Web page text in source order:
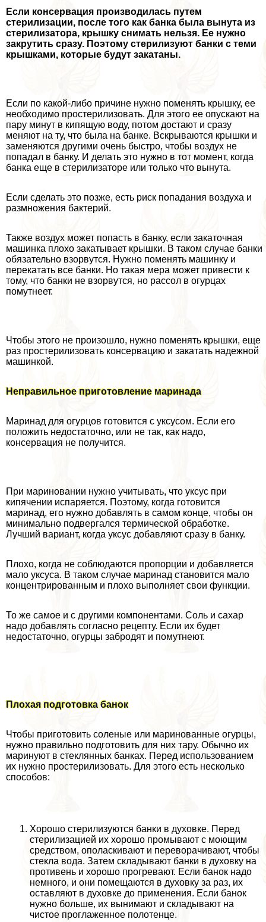
Если консервация производилась путем
стерилизации, после того как банка была вынута из
стерилизатора, крышку снимать нельзя. Ее нужно
закрутить сразу. Поэтому стерилизуют банки с теми
крышками, которые будут закатаны.
Если по какой-либо причине нужно поменять крышку, ее
необходимо простерилизовать. Для этого ее опускают на
пару минут в кипящую воду, потом достают и сразу
меняют на ту, что была на банке. Вскрываются крышки и
заменяются другими очень быстро, чтобы воздух не
попадал в банку. И делать это нужно в тот момент, когда
банка еще в стерилизаторе или только что вынута.
Если сделать это позже, есть риск попадания воздуха и
размножения бактерий.
Также воздух может попасть в банку, если закаточная
машинка плохо закатывает крышки. В таком случае банки
обязательно взорвутся. Нужно поменять машинку и
перекатать все банки. Но такая мера может привести к
тому, что банки не взорвутся, но рассол в огурцах
помутнеет.
Чтобы этого не произошло, нужно поменять крышки, еще
раз простерилизовать консервацию и закатать надежной
машинкой.
Неправильное приготовление маринада
Маринад для огурцов готовится с уксусом. Если его
положить недостаточно, или не так, как надо,
консервация не получится.
При мариновании нужно учитывать, что уксус при
кипячении испаряется. Поэтому, когда готовится
маринад, его нужно добавлять в самом конце, чтобы он
минимально подвергался термической обработке.
Лучший вариант, когда уксус добавляют сразу в банку.
Плохо, когда не соблюдаются пропорции и добавляется
мало уксуса. В таком случае маринад становится мало
концентрированным и плохо выполняет свои функции.
То же самое и с другими компонентами. Соль и сахар
надо добавлять согласно рецепту. Если их будет
недостаточно, огурцы забродят и помутнеют.
Плохая подготовка банок
Чтобы приготовить соленые или маринованные огурцы,
нужно правильно подготовить для них тару. Обычно их
маринуют в стеклянных банках. Перед использованием
их нужно простерилизовать. Для этого есть несколько
способов:
Хорошо стерилизуются банки в духовке. Перед
стерилизацией их хорошо промывают с моющим
средством, ополаскивают и переворачивают, чтобы
стекла вода. Затем складывают банки в духовку на
противень и хорошо прогревают. Если банок надо
немного, и они помещаются в духовку за раз, их
оставляют в духовке до применения. Если банок
нужно больше, их вынимают и складывают на
чистое проглаженное полотенце.